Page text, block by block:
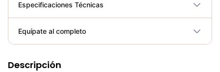
Especificaciones Técnicas
Plegable No
Equípate al completo
Descripción